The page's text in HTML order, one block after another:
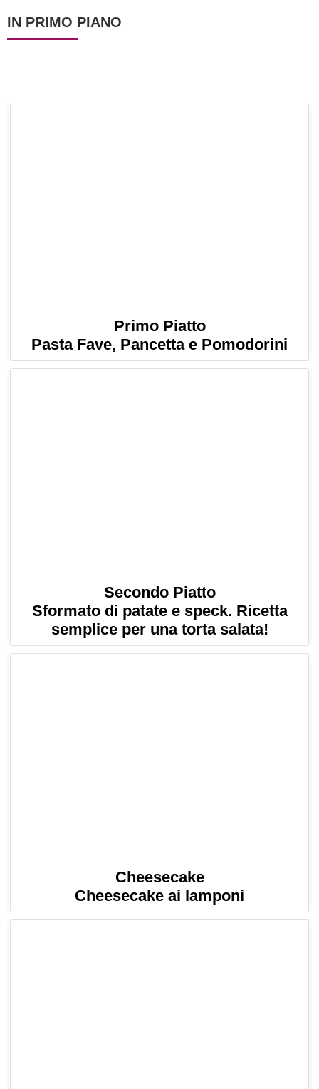
IN PRIMO PIANO
Primo Piatto
Pasta Fave, Pancetta e Pomodorini
Secondo Piatto
Sformato di patate e speck. Ricetta
semplice per una torta salata!
Cheesecake
Cheesecake ai lamponi